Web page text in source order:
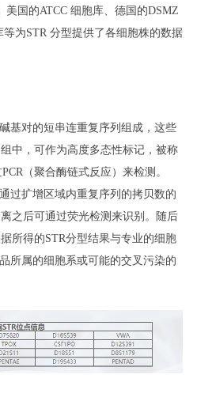
美国的ATCC 细胞库、德国的DSMZ
为STR 分型提供了各细胞株的数据
基对的短串连重复序列组成，这些
中，可作为高度多态性标记，被称
（聚合酶链式反应）来检测。
过扩增区域内重复序列的拷贝数的
之后可通过荧光检测来识别。随后
所得的STR分型结果与专业的细胞
所属的细胞系或可能的交叉污染的